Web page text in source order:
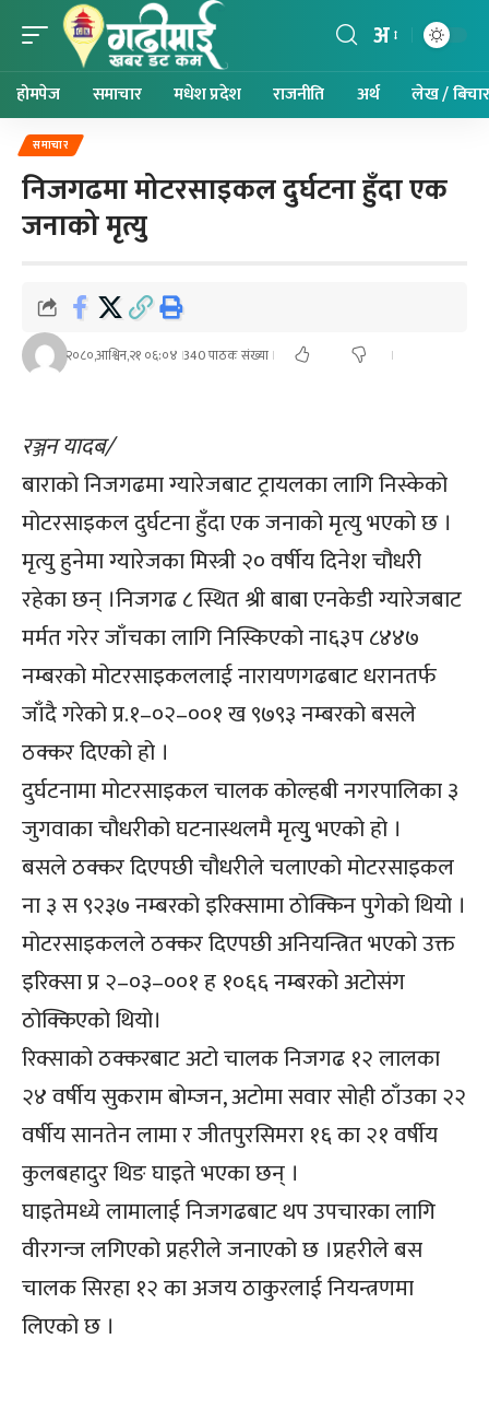
अ
होमपेज समाचार मधेश प्रदेश राजनीति अर्थ लेख / बिचार
समाचार
निजगढमा मोटरसाइकल दुर्घटना हुँदा एक
जनाको मृत्यु
२०८०,आश्विन,२१ ०६:०४ 340 पाठक संख्या
रञ्जन यादब/
बाराको निजगढमा ग्यारेजबाट ट्रायलका लागि निस्केको
मोटरसाइकल दुर्घटना हुँदा एक जनाको मृत्यु भएको छ ।
मृत्यु हुनेमा ग्यारेजका मिस्त्री २० वर्षीय दिनेश चौधरी
रहेका छन् ।निजगढ ८ स्थित श्री बाबा एनकेडी ग्यारेजबाट
मर्मत गरेर जाँचका लागि निस्किएको ना६३प ८४४७
नम्बरको मोटरसाइकललाई नारायणगढबाट धरानतर्फ
जाँदै गरेको प्र.१–०२–००१ ख ९७९३ नम्बरको बसले
ठक्कर दिएको हो ।
दुर्घटनामा मोटरसाइकल चालक कोल्हबी नगरपालिका ३
जुगवाका चौधरीको घटनास्थलमै मृत्युु भएको हो ।
बसले ठक्कर दिएपछी चौधरीले चलाएको मोटरसाइकल
ना ३ स ९२३७ नम्बरको इरिक्सामा ठोक्किन पुगेको थियो ।
मोटरसाइकलले ठक्कर दिएपछी अनियन्त्रित भएको उक्त
इरिक्सा प्र २–०३–००१ ह १०६६ नम्बरको अटोसंग
ठोक्किएको थियो।
रिक्साको ठक्करबाट अटो चालक निजगढ १२ लालका
२४ वर्षीय सुकराम बोम्जन, अटोमा सवार सोही ठाँउका २२
वर्षीय सानतेन लामा र जीतपुरसिमरा १६ का २१ वर्षीय
कुलबहादुर थिङ घाइते भएका छन् ।
घाइतेमध्ये लामालाई निजगढबाट थप उपचारका लागि
वीरगन्ज लगिएको प्रहरीले जनाएको छ ।प्रहरीले बस
चालक सिरहा १२ का अजय ठाकुरलाई नियन्त्रणमा
लिएको छ ।